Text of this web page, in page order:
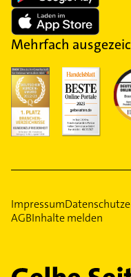
Mehrfach
Impressum
AGBInhalte melden